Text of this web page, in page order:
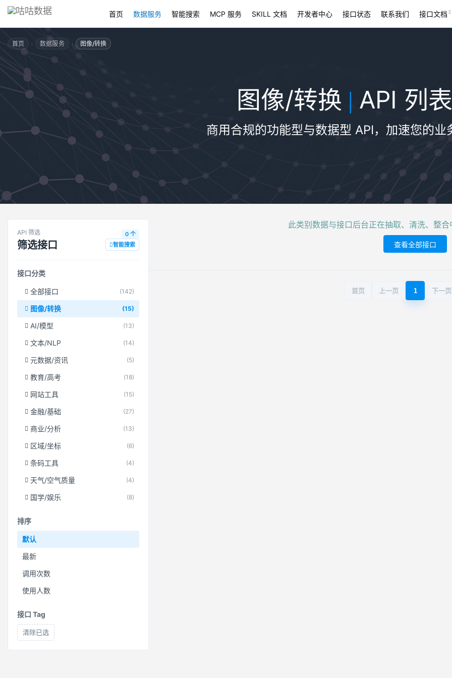
首页 数据服务 智能搜索 MCP 服务 SKILL 文档 开发者中心 接口状态 联系我们 接口文档
首页 › 数据服务 › 图像/转换
图像/转换 | API 列表
商用合规的功能型与数据型 API，加速您的业
API 筛选
筛选接口
0 个
智能搜索
接口分类
全部接口 (142)
图像/转换 (15)
AI/模型 (13)
文本/NLP (14)
元数据/资讯 (5)
教育/高考 (18)
网站工具 (15)
金融/基础 (27)
商业/分析 (13)
区域/坐标 (6)
条码工具 (4)
天气/空气质量 (4)
国学/娱乐 (8)
排序
默认
最新
调用次数
使用人数
接口 Tag
清除已选
此类别数据与接口后台正在抽取、清洗、整
查看全部接口
首页 上一页 1 下一页